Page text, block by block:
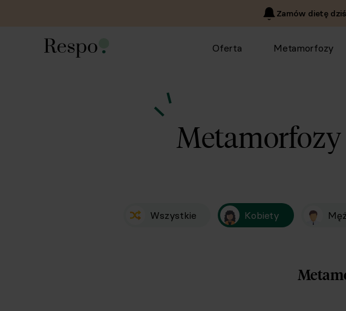
Zamów dietę
Oferta Metamorfozy
Metamorfozy
Wszystkie Kobiety